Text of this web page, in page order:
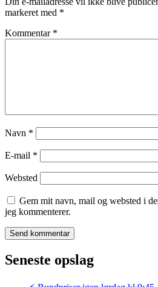
markeret med *
Kommentar *
Navn *
E-mail *
Websted
Gem mit navn, mail og websted i
jeg kommenterer.
Seneste opslag